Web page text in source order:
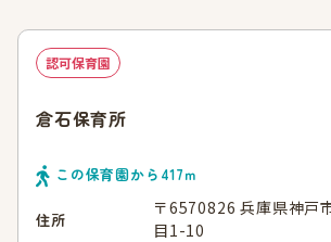
認可保育園
倉石保育所
この保育園から 417ｍ
住所
〒6570826 兵庫県神戸
目1-10